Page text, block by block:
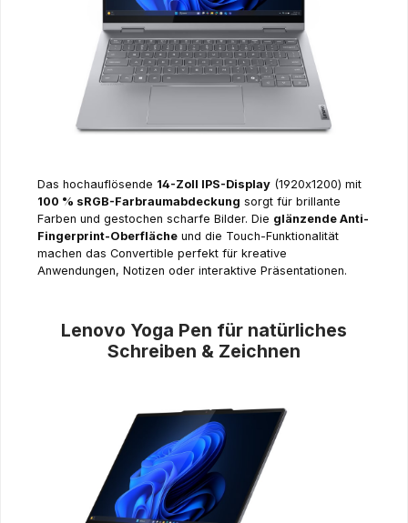
Das hochauflösende 14-Zoll IPS-Display (1920x1200) mit
100 % sRGB-Farbraumabdeckung sorgt für brillante
Farben und gestochen scharfe Bilder. Die glänzende Anti-
Fingerprint-Oberfläche und die Touch-Funktionalität
machen das Convertible perfekt für kreative
Anwendungen, Notizen oder interaktive Präsentationen.
Lenovo Yoga Pen für natürliches
Schreiben & Zeichnen